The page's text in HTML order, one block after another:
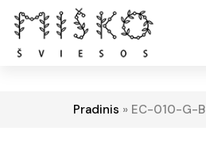
Pradinis » EC-010-G-